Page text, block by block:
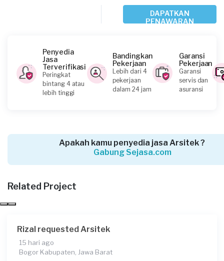
Ariq requested Arsitek
Bandung, Jawa Barat
Request Fulfilled
Rp2.500.001 - Rp5.000.000
9 bulan yang lalu
Depok, Jawa Barat
Rp25.000.001 - Rp50.000.000
10 bulan yang lalu
Depok, Jawa Barat
Request Fulfilled
DAPATKAN
PENAWARAN
Penyedia
Jasa
Terverifikasi
Peringkat
bintang 4 atau
lebih tinggi
Bandingkan
Pekerjaan
Lebih dari 4
pekerjaan
dalam 24 jam
Garansi
Pekerjaan
Garansi
servis dan
asuransi
Apakah kamu penyedia jasa Arsitek ?
Gabung Sejasa.com
Related Project
Rizal requested Arsitek
15 hari ago
Bogor Kabupaten, Jawa Barat